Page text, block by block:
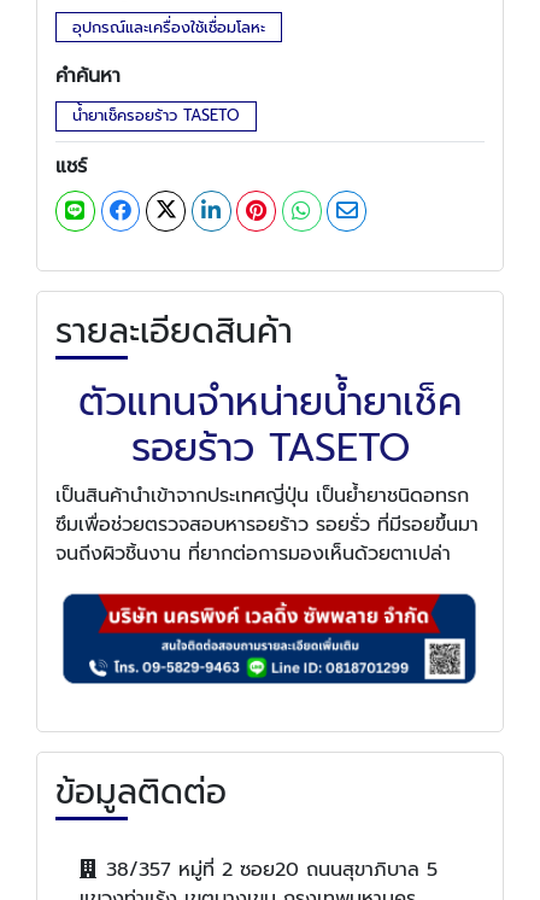
อุปกรณ์และเครื่องใช้เชื่อมโลหะ
คำค้นหา
น้ำยาเช็ครอยร้าว TASETO
แชร์
รายละเอียดสินค้า
ตัวแทนจำหน่ายน้ำยาเช็ค
รอยร้าว TASETO
เป็นสินค้านำเข้าจากประเทศญี่ปุ่น เป็นย้ำยาชนิดอทรก
ซึมเพื่อช่วยตรวจสอบหารอยร้าว รอยรั่ว ที่มีรอยขึ้นมา
จนถีงผิวชิ้นงาน ที่ยากต่อการมองเห็นด้วยตาเปล่า
ข้อมูลติดต่อ
38/357 หมู่ที่ 2 ซอย20 ถนนสุขาภิบาล 5